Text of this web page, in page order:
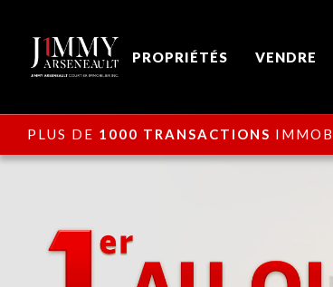
PROPRIÉTÉS VENDRE
PLUS DE 1000 TRANSACTIONS